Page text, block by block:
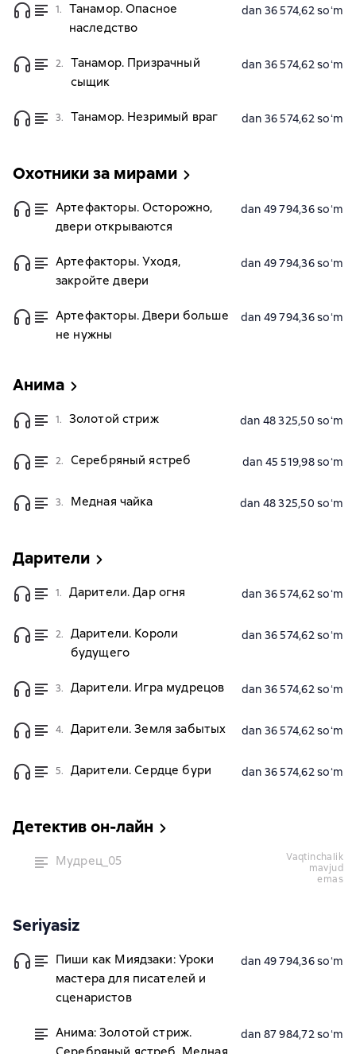
1.
Танамор. Опасное
наследство
dan 36 574,62 soʻm
2.
Танамор. Призрачный
сыщик
dan 36 574,62 soʻm
3. Танамор. Незримый враг dan 36 574,62 soʻm
Охотники за мирами
Артефакторы. Осторожно,
двери открываются
dan 49 794,36 soʻm
Артефакторы. Уходя,
закройте двери
dan 49 794,36 soʻm
Артефакторы. Двери больше
не нужны
dan 49 794,36 soʻm
Анима
1. Золотой стриж dan 48 325,50 soʻm
2. Серебряный ястреб dan 45 519,98 soʻm
3. Медная чайка dan 48 325,50 soʻm
Дарители
1. Дарители. Дар огня dan 36 574,62 soʻm
2.
Дарители. Короли
будущего
dan 36 574,62 soʻm
3. Дарители. Игра мудрецов dan 36 574,62 soʻm
4. Дарители. Земля забытых dan 36 574,62 soʻm
5. Дарители. Сердце бури dan 36 574,62 soʻm
Детектив он-лайн
Мудрец_05
vaqtinchalik
mavjud
emas
Seriyasiz
Пиши как Миядзаки: Уроки
мастера для писателей и
сценаристов
dan 49 794,36 soʻm
Анима: Золотой стриж.
dan 87 984,72 soʻm